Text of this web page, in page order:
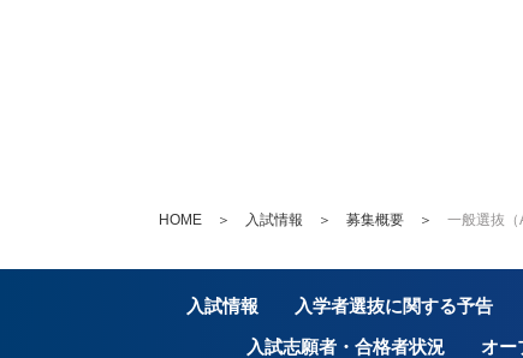
HOME ＞ 入試情報 ＞ 募集概要 ＞ 一般選抜（
入試情報 入学者選抜に関する予告
入試志願者・合格者状況
オー